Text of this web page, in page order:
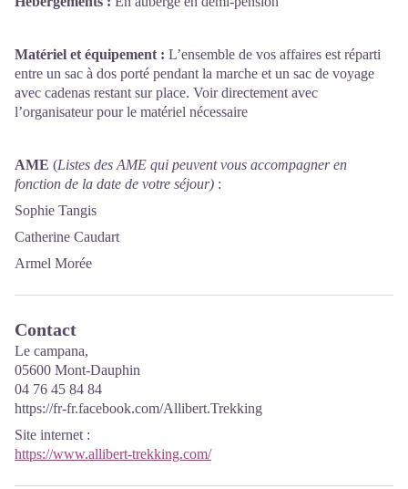
Matériel et équipement : L’ensemble de vos affaires est réparti
entre un sac à dos porté pendant la marche et un sac de voyage
avec cadenas restant sur place. Voir directement avec
l’organisateur pour le matériel nécessaire
AME (Listes des AME qui peuvent vous accompagner en
fonction de la date de votre séjour) :
Sophie Tangis
Catherine Caudart
Armel Morée
Contact
Le campana,
05600 Mont-Dauphin
04 76 45 84 84
https://fr-fr.facebook.com/Allibert.Trekking
Site internet :
https://www.allibert-trekking.com/